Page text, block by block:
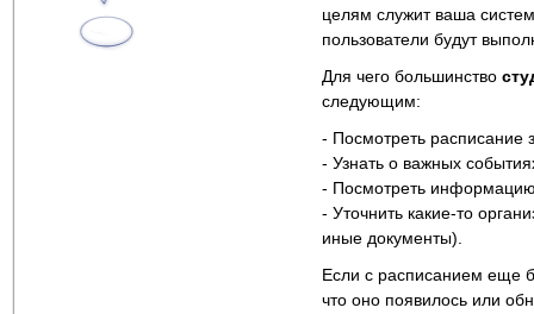
целям служит ваша
пользователи будут
Для чего большинство
следующим:
- Посмотреть расписание
- Узнать о важных
- Посмотреть информацию
- Уточнить какие-то
иные документы).
Если с расписанием еще
что оно появилось или